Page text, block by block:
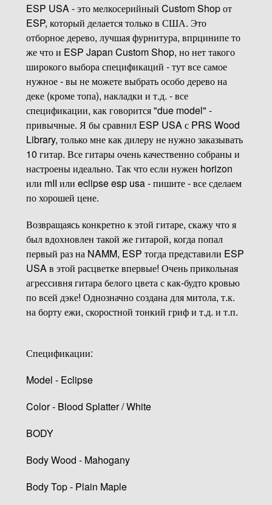
ESP USA - это мелкосерийный Custom Shop от
ESP, который делается только в США. Это
отборное дерево, лучшая фурнитура, впрцинипе то
же что и ESP Japan Custom Shop, но нет такого
широкого выбора спецификаций - тут все самое
нужное - вы не можете выбрать особо дерево на
деке (кроме топа), накладки и т.д. - все
спецификации, как говорится "due model" -
привычные. Я бы сравнил ESP USA с PRS Wood
Library, только мне как дилеру не нужно заказывать
10 гитар. Все гитары очень качественно собраны и
настроены идеально. Так что если нужен horizon
или mII или eclipse esp usa - пишите - все сделаем
по хорошей цене.
Возвращаясь конкретно к этой гитаре, скажу что я
был вдохновлен такой же гитарой, когда попал
первый раз на NAMM, ESP тогда представили ESP
USA в этой расцветке впервые! Очень прикольная
агрессивня гитара белого цвета с как-будто кровью
по всей дэке! Однозначно создана для митола, т.к.
на борту ежи, скоростной тонкий гриф и т.д. и т.п.
Спецификации:
Model - Eclipse
Color - Blood Splatter / White
BODY
Body Wood - Mahogany
Body Top - Plain Maple